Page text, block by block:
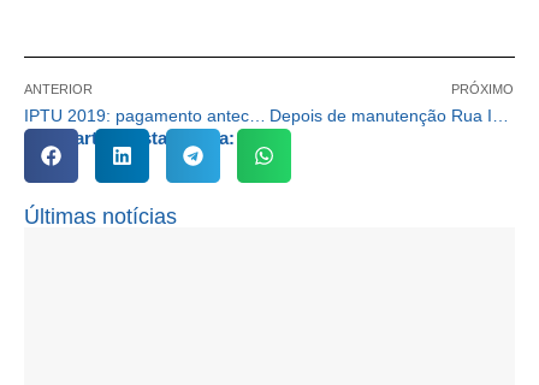
ANTERIOR PRÓXIMO
Compartilhe esta notícia:
Últimas notícias